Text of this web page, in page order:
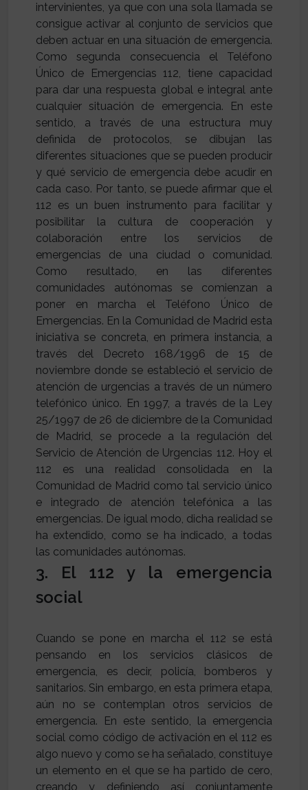
intervinientes, ya que con una sola llamada se
consigue activar al conjunto de servicios que
deben actuar en una situación de emergencia.
Como segunda consecuencia el Teléfono
Único de Emergencias 112, tiene capacidad
para dar una respuesta global e integral ante
cualquier situación de emergencia. En este
sentido, a través de una estructura muy
definida de protocolos, se dibujan las
diferentes situaciones que se pueden producir
y qué servicio de emergencia debe acudir en
cada caso. Por tanto, se puede afirmar que el
112 es un buen instrumento para facilitar y
posibilitar la cultura de cooperación y
colaboración entre los servicios de
emergencias de una ciudad o comunidad.
Como resultado, en las diferentes
comunidades autónomas se comienzan a
poner en marcha el Teléfono Único de
Emergencias. En la Comunidad de Madrid esta
iniciativa se concreta, en primera instancia, a
través del Decreto 168/1996 de 15 de
noviembre donde se estableció el servicio de
atención de urgencias a través de un número
telefónico único. En 1997, a través de la Ley
25/1997 de 26 de diciembre de la Comunidad
de Madrid, se procede a la regulación del
Servicio de Atención de Urgencias 112. Hoy el
112 es una realidad consolidada en la
Comunidad de Madrid como tal servicio único
e integrado de atención telefónica a las
emergencias. De igual modo, dicha realidad se
ha extendido, como se ha indicado, a todas
las comunidades autónomas.
3. El 112 y la emergencia
social
Cuando se pone en marcha el 112 se está
pensando en los servicios clásicos de
emergencia, es decir, policía, bomberos y
sanitarios. Sin embargo, en esta primera etapa,
aún no se contemplan otros servicios de
emergencia. En este sentido, la emergencia
social como código de activación en el 112 es
algo nuevo y como se ha señalado, constituye
un elemento en el que se ha partido de cero,
creando y definiendo así conjuntamente